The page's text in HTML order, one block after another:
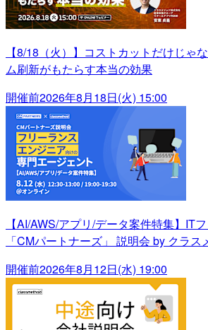
【8/18（火）】コストカットだけじゃ
ム刷新がもたらす本当の効果
開催前2026年8月18日(火) 15:00
【AI/AWS/アプリ/データ案件特集】IT
「CMパートナーズ」 説明会 by クラス
開催前2026年8月12日(水) 19:00